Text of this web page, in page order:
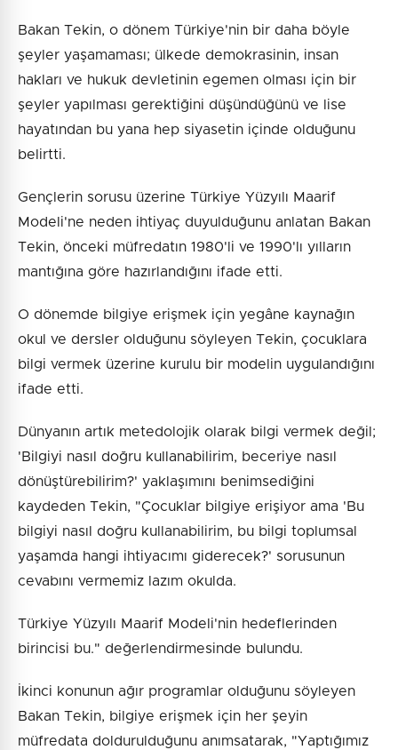
Bakan Tekin, o dönem Türkiye'nin bir daha böyle
şeyler yaşamaması; ülkede demokrasinin, insan
hakları ve hukuk devletinin egemen olması için bir
şeyler yapılması gerektiğini düşündüğünü ve lise
hayatından bu yana hep siyasetin içinde olduğunu
belirtti.
Gençlerin sorusu üzerine Türkiye Yüzyılı Maarif
Modeli'ne neden ihtiyaç duyulduğunu anlatan Bakan
Tekin, önceki müfredatın 1980'li ve 1990'lı yılların
mantığına göre hazırlandığını ifade etti.
O dönemde bilgiye erişmek için yegâne kaynağın
okul ve dersler olduğunu söyleyen Tekin, çocuklara
bilgi vermek üzerine kurulu bir modelin uygulandığını
ifade etti.
Dünyanın artık metedolojik olarak bilgi vermek değil;
'Bilgiyi nasıl doğru kullanabilirim, beceriye nasıl
dönüştürebilirim?' yaklaşımını benimsediğini
kaydeden Tekin, "Çocuklar bilgiye erişiyor ama 'Bu
bilgiyi nasıl doğru kullanabilirim, bu bilgi toplumsal
yaşamda hangi ihtiyacımı giderecek?' sorusunun
cevabını vermemiz lazım okulda.
Türkiye Yüzyılı Maarif Modeli'nin hedeflerinden
birincisi bu." değerlendirmesinde bulundu.
İkinci konunun ağır programlar olduğunu söyleyen
Bakan Tekin, bilgiye erişmek için her şeyin
müfredata doldurulduğunu anımsatarak, "Yaptığımız